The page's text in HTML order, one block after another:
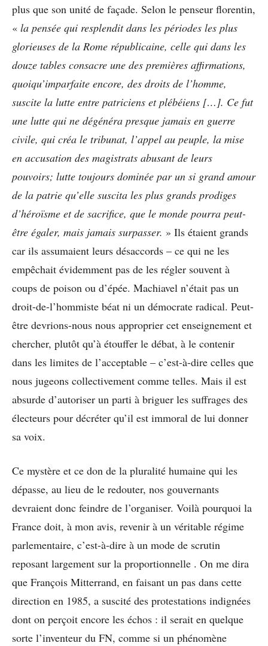
plus que son unité de façade. Selon le penseur florentin,
« la pensée qui resplendit dans les périodes les plus
glorieuses de la Rome républicaine, celle qui dans les
douze tables consacre une des premières affirmations,
quoiqu’imparfaite encore, des droits de l’homme,
suscite la lutte entre patriciens et plébéiens […]. Ce fut
une lutte qui ne dégénéra presque jamais en guerre
civile, qui créa le tribunat, l’appel au peuple, la mise
en accusation des magistrats abusant de leurs
pouvoirs; lutte toujours dominée par un si grand amour
de la patrie qu’elle suscita les plus grands prodiges
d’héroïsme et de sacrifice, que le monde pourra peut-
être égaler, mais jamais surpasser. » Ils étaient grands
car ils assumaient leurs désaccords – ce qui ne les
empêchait évidemment pas de les régler souvent à
coups de poison ou d’épée. Machiavel n’était pas un
droit-de-l’hommiste béat ni un démocrate radical. Peut-
être devrions-nous nous approprier cet enseignement et
chercher, plutôt qu’à étouffer le débat, à le contenir
dans les limites de l’acceptable – c’est-à-dire celles que
nous jugeons collectivement comme telles. Mais il est
absurde d’autoriser un parti à briguer les suffrages des
électeurs pour décréter qu’il est immoral de lui donner
sa voix.
Ce mystère et ce don de la pluralité humaine qui les
dépasse, au lieu de le redouter, nos gouvernants
devraient donc feindre de l’organiser. Voilà pourquoi la
France doit, à mon avis, revenir à un véritable régime
parlementaire, c’est-à-dire à un mode de scrutin
reposant largement sur la proportionnelle . On me dira
que François Mitterrand, en faisant un pas dans cette
direction en 1985, a suscité des protestations indignées
dont on perçoit encore les échos : il serait en quelque
sorte l’inventeur du FN, comme si un phénomène